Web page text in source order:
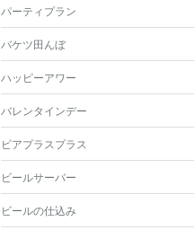
パーティプラン
バケツ田んぼ
ハッピーアワー
バレンタインデー
ビアプラスプラス
ビールサーバー
ビールの仕込み